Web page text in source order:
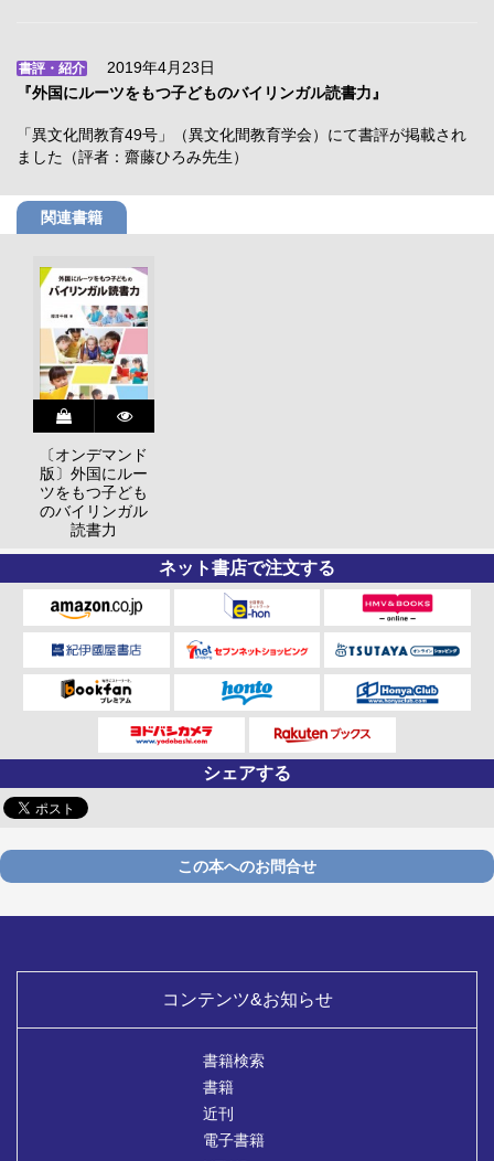
書評・紹介
2019年4月23日
『外国にルーツをもつ子どものバイリンガル読書力』
「異文化間教育49号」（異文化間教育学会）にて書評が掲載され
ました（評者：齋藤ひろみ先生）
関連書籍
〔オンデマンド
版〕外国にルー
ツをもつ子ども
のバイリンガル
読書力
ネット書店で注文する
シェアする
この本へのお問合せ
コンテンツ&お知らせ
書籍検索
書籍
近刊
電子書籍